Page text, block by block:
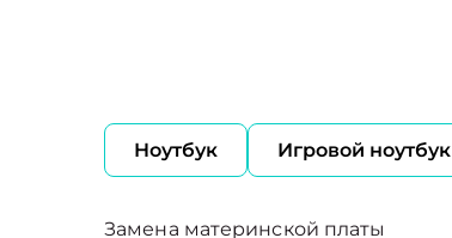
Ноутбук Игровой ноутбук
Замена материнской платы